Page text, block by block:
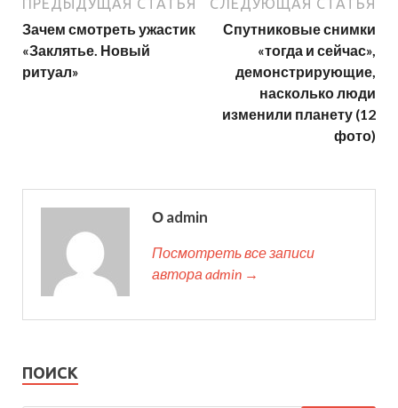
ПРЕДЫДУЩАЯ СТАТЬЯ
Зачем смотреть ужастик
«Заклятье. Новый
ритуал»
СЛЕДУЮЩАЯ СТАТЬЯ
Спутниковые снимки
«тогда и сейчас»,
демонстрирующие,
насколько люди
изменили планету (12
фото)
О admin
Посмотреть все записи
автора admin →
ПОИСК